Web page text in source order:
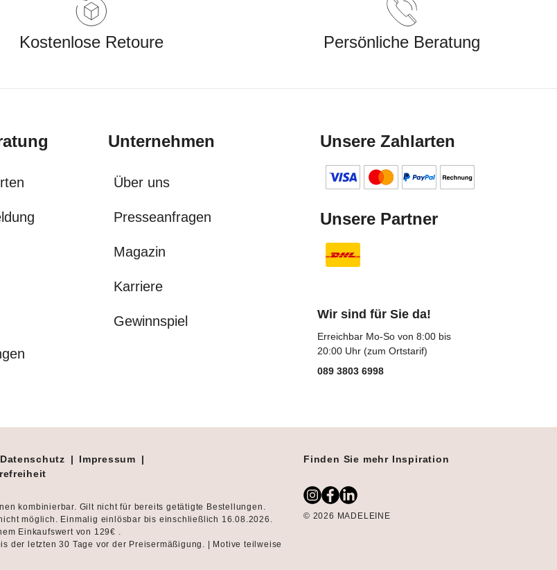
Kostenlose Retoure Persönliche Beratung
Unternehmen
Über uns
Presseanfragen
Magazin
Karriere
Gewinnspiel
Unsere Zahlarten
Unsere Partner
Wir sind für Sie da!
Erreichbar Mo-So von 8:00 bis
20:00 Uhr (zum Ortstarif)
089 3803 6998
| Impressum
|
kombinierbar. Gilt nicht für bereits getätigte Bestellungen.
möglich. Einmalig einlösbar bis einschließlich 16.08.2026.
Einkaufswert von 129€ .
der letzten 30 Tage vor der Preisermäßigung. | Motive teilweise
Finden Sie mehr Inspiration
© 2026 MADELEINE